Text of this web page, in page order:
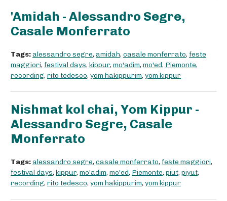
'Amidah - Alessandro Segre,
Casale Monferrato
Tags:alessandro segre, amidah, casale monferrato, feste
maggiori, festival days, kippur, mo'adim, mo'ed, Piemonte,
recording, rito tedesco, yom hakippurim, yom kippur
Nishmat kol chai, Yom Kippur -
Alessandro Segre, Casale
Monferrato
Tags:alessandro segre, casale monferrato, feste maggiori,
festival days, kippur, mo'adim, mo'ed, Piemonte, piut, piyut,
recording, rito tedesco, yom hakippurim, yom kippur